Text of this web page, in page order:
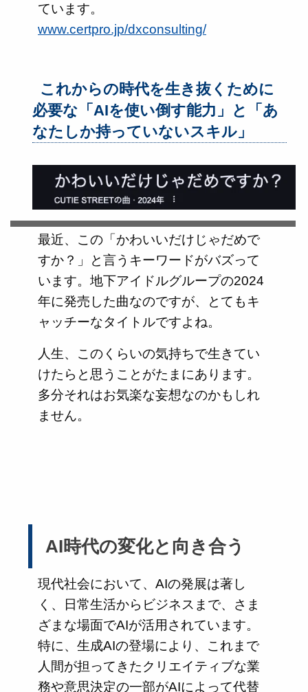
ています。
www.certpro.jp/dxconsulting/
これからの時代を生き抜くために
必要な「AIを使い倒す能力」と「あ
なたしか持っていないスキル」
最近、この「かわいいだけじゃだめで
すか？」と言うキーワードがバズって
います。地下アイドルグループの2024
年に発売した曲なのですが、とてもキ
ャッチーなタイトルですよね。
人生、このくらいの気持ちで生きてい
けたらと思うことがたまにあります。
多分それはお気楽な妄想なのかもしれ
ません。
AI時代の変化と向き合う
現代社会において、AIの発展は著し
く、日常生活からビジネスまで、さま
ざまな場面でAIが活用されています。
特に、生成AIの登場により、これまで
人間が担ってきたクリエイティブな業
務や意思決定の一部がAIによって代替